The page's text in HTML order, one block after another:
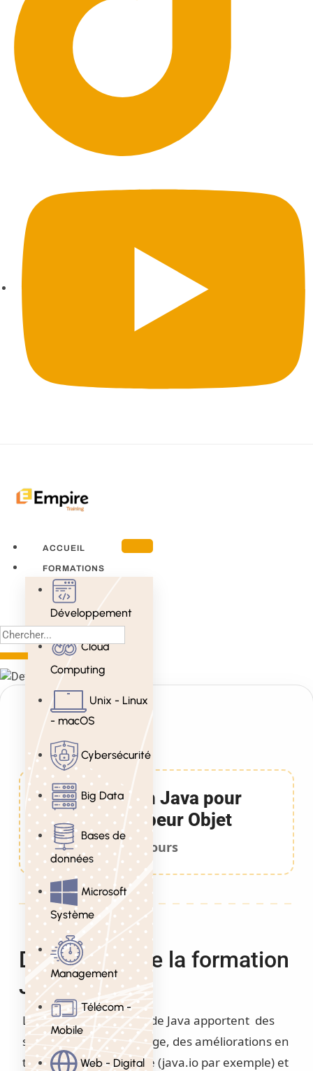
ACCUEIL
FORMATIONS
Développement
Cloud
Computing
Unix - Linux
- macOS
Cybersécurité
Big Data
Bases de
données
Microsoft
Système
Management
Télécom -
Mobile
Web - Digital
Formation Java pour
développeur Objet
4 Jours
Description de la formation
Java
Les dernières versions de Java apportent des
simplifications de langage, des améliorations en
termes de performance (java.io par exemple) et